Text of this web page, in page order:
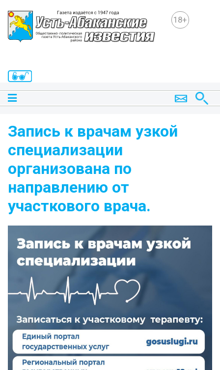
18+
Запись к врачам узкой
специализации
организована по
направлению от
участкового врача.